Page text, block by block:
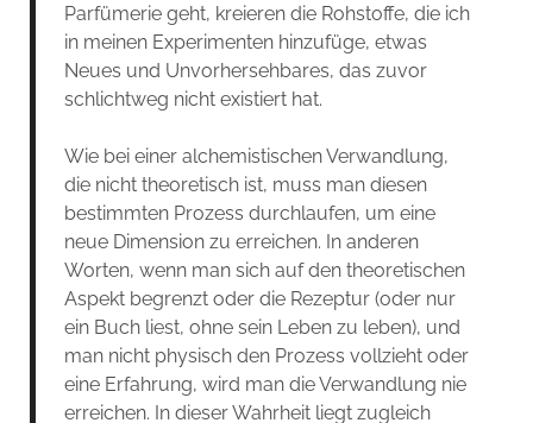
Parfümerie geht, kreieren die Rohstoffe, die ich
in meinen Experimenten hinzufüge, etwas
Neues und Unvorhersehbares, das zuvor
schlichtweg nicht existiert hat.
Wie bei einer alchemistischen Verwandlung,
die nicht theoretisch ist, muss man diesen
bestimmten Prozess durchlaufen, um eine
neue Dimension zu erreichen. In anderen
Worten, wenn man sich auf den theoretischen
Aspekt begrenzt oder die Rezeptur (oder nur
ein Buch liest, ohne sein Leben zu leben), und
man nicht physisch den Prozess vollzieht oder
eine Erfahrung, wird man die Verwandlung nie
erreichen. In dieser Wahrheit liegt zugleich